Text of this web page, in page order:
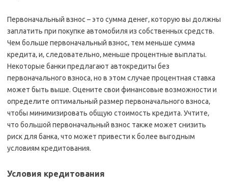
Первоначальный взнос – это сумма денег‚ которую вы должны
заплатить при покупке автомобиля из собственных средств.
Чем больше первоначальный взнос‚ тем меньше сумма
кредита‚ и‚ следовательно‚ меньше процентные выплаты.
Некоторые банки предлагают автокредиты без
первоначального взноса‚ но в этом случае процентная ставка
может быть выше. Оцените свои финансовые возможности и
определите оптимальный размер первоначального взноса‚
чтобы минимизировать общую стоимость кредита. Учтите‚
что большой первоначальный взнос также может снизить
риск для банка‚ что может привести к более выгодным
условиям кредитования.
Условия кредитования